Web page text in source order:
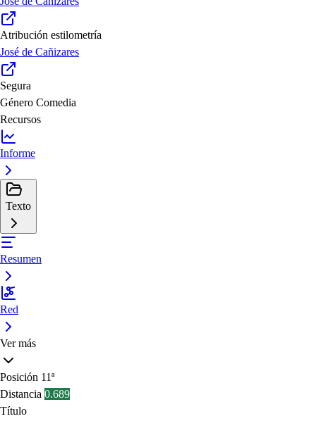
Atribución estilometría
José de Cañizares
Segura
Género Comedia
Recursos
Informe
Texto
Resumen
Red
Ver más
Posición 11ª
Distancia 0.689
Título